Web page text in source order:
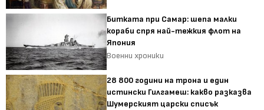
Битката при Самар: шепа малки
кораби спря най-тежкия флот на
Япония
Военни хроники
28 800 години на трона и един
истински Гилгамеш: какво разказва
Шумерският царски списък